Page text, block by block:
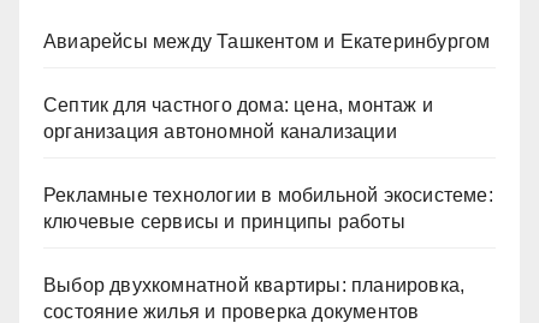
Авиарейсы между Ташкентом и Екатеринбургом
Септик для частного дома: цена, монтаж и
организация автономной канализации
Рекламные технологии в мобильной экосистеме:
ключевые сервисы и принципы работы
Выбор двухкомнатной квартиры: планировка,
состояние жилья и проверка документов